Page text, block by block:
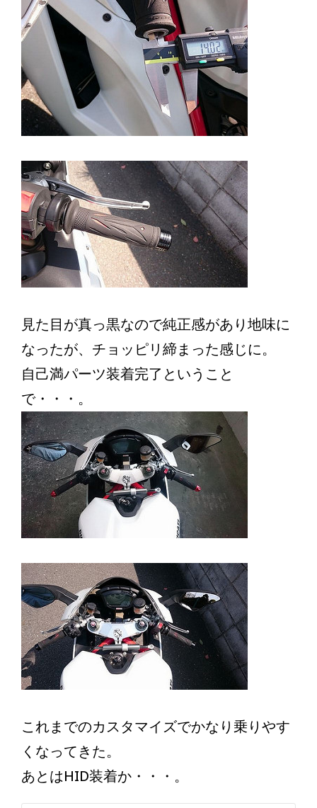
見た目が真っ黒なので純正感があり地味に
なったが、チョッピリ締まった感じに。
自己満パーツ装着完了ということ
で・・・。
これまでのカスタマイズでかなり乗りやす
くなってきた。
あとはHID装着か・・・。